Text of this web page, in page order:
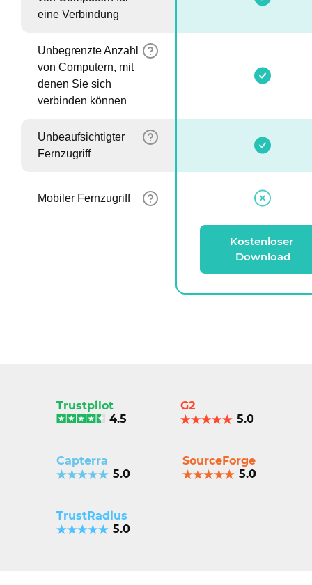
eine Verbindung
Unbegrenzte Anzahl
von Computern, mit
denen Sie sich
verbinden können
Unbeaufsichtigter
Fernzugriff
Mobiler Fernzugriff
Kostenloser
Download
Trustpilot
4.5
G2
5.0
Capterra
5.0
SourceForge
5.0
TrustRadius
5.0